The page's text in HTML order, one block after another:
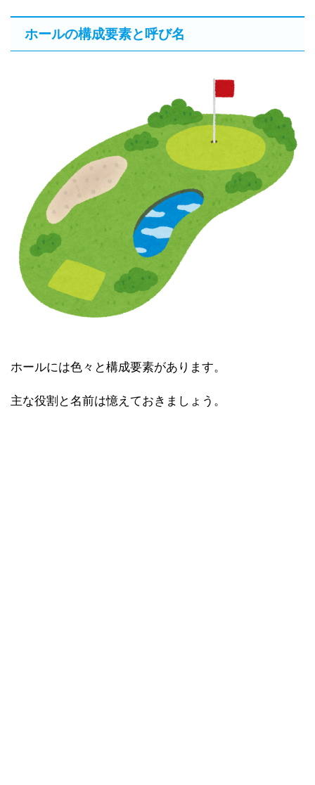
ホールの構成要素と呼び名
ホールには色々と構成要素があります。
主な役割と名前は憶えておきましょう。